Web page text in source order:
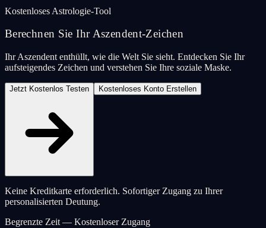
Kostenloses Astrologie-Tool
Berechnen Sie Ihr Aszendent-Zeichen
Ihr Aszendent enthüllt, wie die Welt Sie sieht. Entdecken Sie Ihr
aufsteigendes Zeichen und verstehen Sie Ihre soziale Maske.
Jetzt Kostenlos Testen Kostenloses Konto Erstellen
Keine Kreditkarte erforderlich. Sofortiger Zugang zu Ihrer
personalisierten Deutung.
Begrenzte Zeit — Kostenloser Zugang